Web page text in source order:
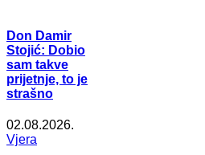
Don Damir
Stojić: Dobio
sam takve
prijetnje, to je
strašno
02.08.2026.
Vjera